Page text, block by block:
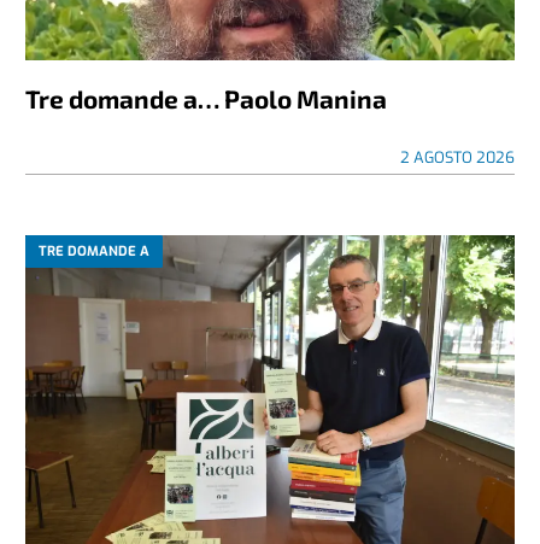
Tre domande a… Paolo Manina
2 AGOSTO 2026
TRE DOMANDE A